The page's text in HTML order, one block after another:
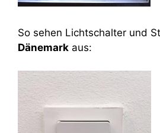
So sehen Lichtschalter und
Dänemark aus: